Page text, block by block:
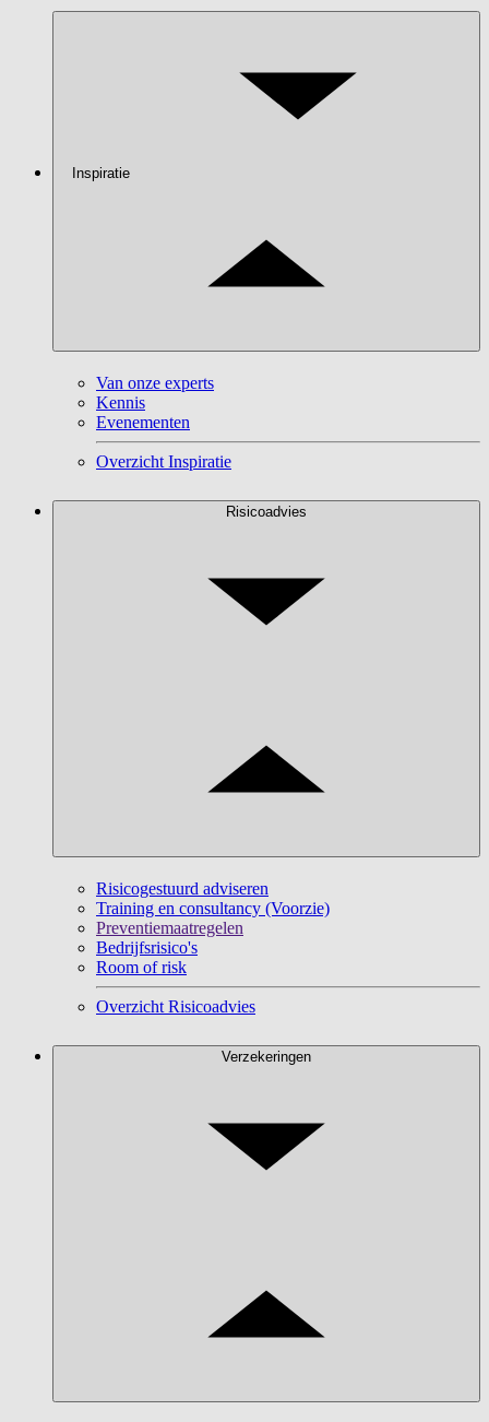
Inspiratie
Van onze experts
Kennis
Evenementen
Overzicht Inspiratie
Risicoadvies
Risicogestuurd adviseren
Training en consultancy (Voorzie)
Preventiemaatregelen
Bedrijfsrisico's
Room of risk
Overzicht Risicoadvies
Verzekeringen